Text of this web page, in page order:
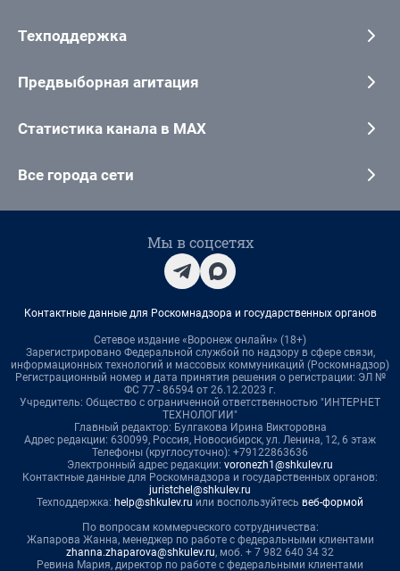
Техподдержка
Предвыборная агитация
Статистика канала в MAX
Все города сети
Мы в соцсетях
Контактные данные для Роскомнадзора и государственных органов
Сетевое издание «Воронеж онлайн» (18+)
Зарегистрировано Федеральной службой по надзору в сфере связи,
информационных технологий и массовых коммуникаций (Роскомнадзор)
Регистрационный номер и дата принятия решения о регистрации: ЭЛ №
ФС 77 - 86594 от 26.12.2023 г.
Учредитель: Общество с ограниченной ответственностью "ИНТЕРНЕТ
ТЕХНОЛОГИИ"
Главный редактор: Булгакова Ирина Викторовна
Адрес редакции: 630099, Россия, Новосибирск, ул. Ленина, 12, 6 этаж
Телефоны (круглосуточно): +79122863636
Электронный адрес редакции: voronezh1@shkulev.ru
Контактные данные для Роскомнадзора и государственных органов:
juristchel@shkulev.ru
Техподдержка: help@shkulev.ru или воспользуйтесь веб-формой
По вопросам коммерческого сотрудничества:
Жапарова Жанна, менеджер по работе с федеральными клиентами
zhanna.zhaparova@shkulev.ru, моб. + 7 982 640 34 32
Ревина Мария, директор по работе с федеральными клиентами